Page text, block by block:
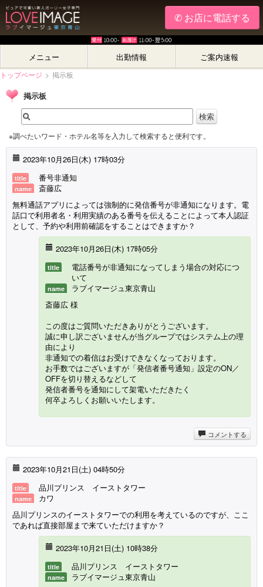
✆ お店に電話する
メニュー 出勤情報 ご案内速報
トップページ > 掲示板
掲示板
※調べたいワード・ホテル名等を入力して検索すると便利です。
2023年10月26日(木) 17時03分
title 番号非通知
name
斎藤広
無料通話アプリによっては強制的に発信番号が非通知になります。電
話口で利用者名・利用実績のある番号を伝えることによって本人認証
として、予約や利用前確認をすることはできますか？
2023年10月26日(木) 17時05分
title
電話番号が非通知になってしまう場合の対応につ
いて
name
ラブイマージュ東京青山
斎藤広 様
この度はご質問いただきありがとうございます。
誠に申し訳ございませんが当グループではシステム上の理
由により
非通知での着信はお受けできなくなっております。
お手数ではございますが「発信者番号通知」設定のON／
OFFを切り替えるなどして
発信者番号を通知にして架電いただきたく
何卒よろしくお願いいたします。
コメントする
2023年10月21日(土) 04時50分
title 品川プリンス イーストタワー
name
カワ
品川プリンスのイーストタワーでの利用を考えているのですが、ここ
であれば直接部屋まで来ていただけますか？
2023年10月21日(土) 10時38分
title 品川プリンス イーストタワー
name
ラブイマージュ東京青山